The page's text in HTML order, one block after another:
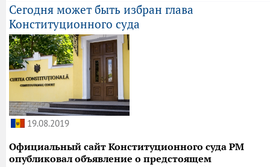
Сегодня может быть избран глава
Конституционного суда
19.08.2019
Официальный сайт Конституционного суда РМ
опубликовал объявление о предстоящем